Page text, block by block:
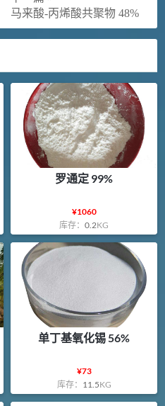
马来酸-丙烯酸共聚物 48%
罗通定 99%
¥1060
库存：0.2KG
单丁基氧化锡 56%
¥73
库存： 11.5KG